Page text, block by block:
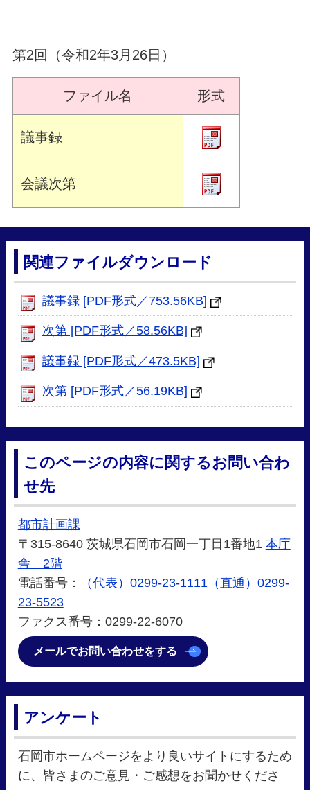
第2回（令和2年3月26日）
ファイル名 形式
議事録
会議次第
関連ファイルダウンロード
議事録 [PDF形式／753.56KB]
次第 [PDF形式／58.56KB]
議事録 [PDF形式／473.5KB]
次第 [PDF形式／56.19KB]
このページの内容に関するお問い合わ
せ先
都市計画課
〒315-8640 茨城県石岡市石岡一丁目1番地1 本庁
舎 2階
電話番号：
（代表）0299-23-1111（直通）0299-
23-5523
ファクス番号：0299-22-6070
メールでお問い合わせをする
アンケート
石岡市ホームページをより良いサイトにするため
に、皆さまのご意見・ご感想をお聞かせくださ